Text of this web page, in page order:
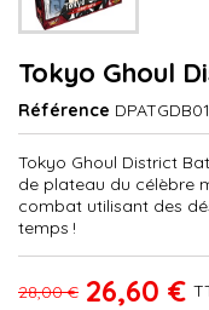
Tokyo Ghoul
Référence
Tokyo Ghoul District
de plateau du célèbre
combat utilisant des
temps !
28,00 € 26,60 €